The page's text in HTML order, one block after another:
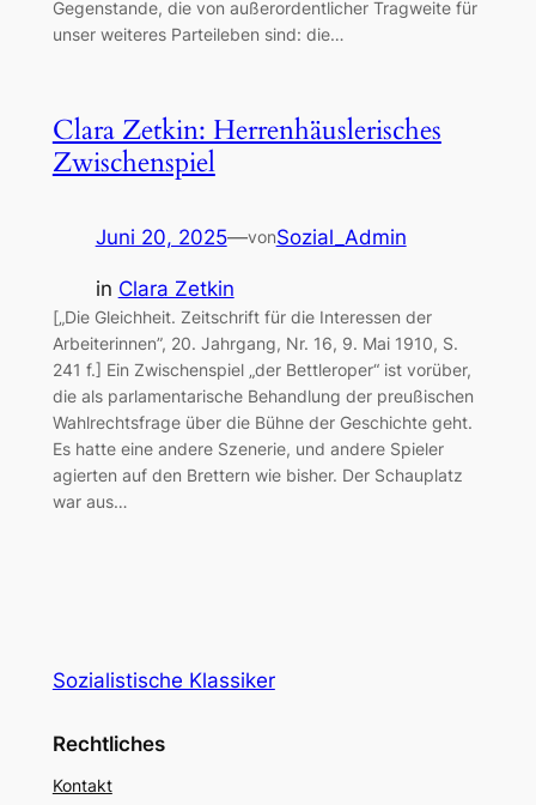
Gegenstande, die von außerordentlicher Tragweite für
unser weiteres Parteileben sind: die…
Clara Zetkin: Herrenhäuslerisches
Zwischenspiel
Juni 20, 2025—vonSozial_Admin
in Clara Zetkin
[„Die Gleichheit. Zeitschrift für die Interessen der
Arbeiterinnen”, 20. Jahrgang, Nr. 16, 9. Mai 1910, S.
241 f.] Ein Zwischenspiel „der Bettleroper“ ist vorüber,
die als parlamentarische Behandlung der preußischen
Wahlrechtsfrage über die Bühne der Geschichte geht.
Es hatte eine andere Szenerie, und andere Spieler
agierten auf den Brettern wie bisher. Der Schauplatz
war aus…
Sozialistische Klassiker
Rechtliches
Kontakt